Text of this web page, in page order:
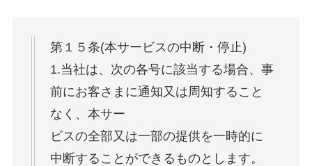
第１５条(本サービスの中断・停止)
1.当社は、次の各号に該当する場合、事
前にお客さまに通知又は周知すること
なく、本サー
ビスの全部又は一部の提供を一時的に
中断することができるものとします。